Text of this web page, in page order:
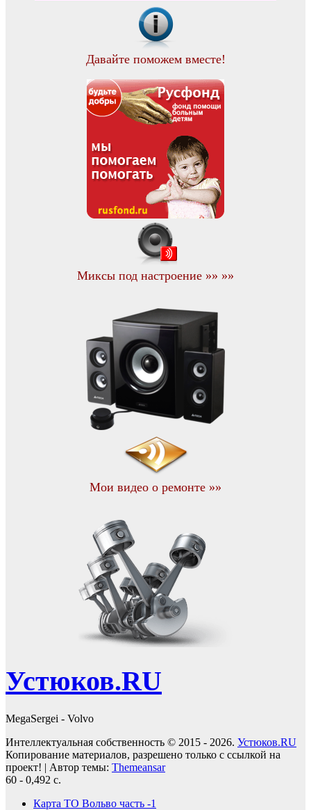
Давайте поможем вместе!
Миксы под настроение »» »»
Мои видео о ремонте »»
Устюков.RU
MegaSergei - Volvo
Интеллектуальная собственность © 2015 - 2026. Устюков.RU
Копирование материалов, разрешено только с ссылкой на
проект! | Автор темы: Themeansar
60 - 0,492 с.
Карта ТО Вольво часть -1